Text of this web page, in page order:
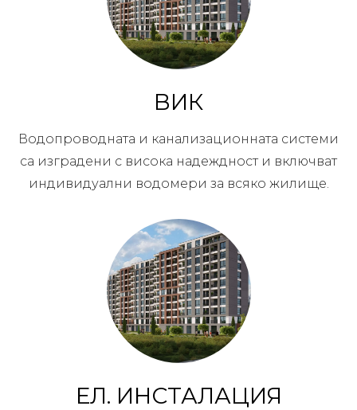
ВИК
Водопроводната и канализационната системи
са изградени с висока надеждност и включват
индивидуални водомери за всяко жилище.
ЕЛ. ИНСТАЛАЦИЯ